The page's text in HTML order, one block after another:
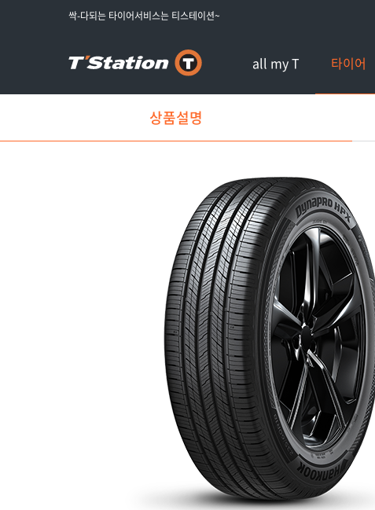
싹-다되는 타이어서비스는 티스테이션~
all my T 타이어
상품설명